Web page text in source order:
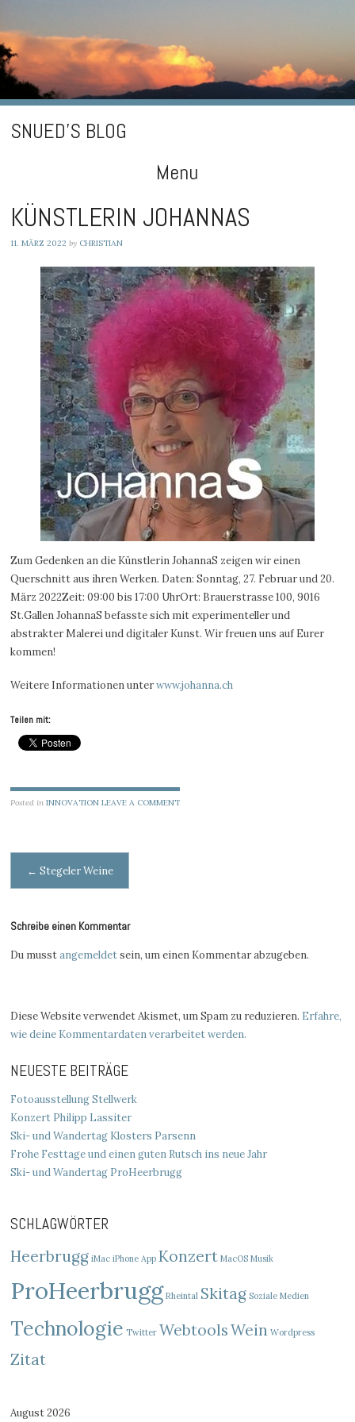
SNUED'S BLOG
Menu
Skip
to
KÜNSTLERIN JOHANNAS
11. MÄRZ 2022 by CHRISTIAN
Zum Gedenken an die Künstlerin JohannaS zeigen wir einen
Querschnitt aus ihren Werken. Daten: Sonntag, 27. Februar und 20.
März 2022Zeit: 09:00 bis 17:00 UhrOrt: Brauerstrasse 100, 9016
St.Gallen JohannaS befasste sich mit experimenteller und
abstrakter Malerei und digitaler Kunst. Wir freuen uns auf Eurer
kommen!
Weitere Informationen unterwww.johanna.ch
Teilen mit:
Posted inINNOVATION LEAVE A COMMENT
Post
← Stegeler Weine
Schreibe einen Kommentar
Du musstangemeldetsein, um einen Kommentar abzugeben.
Diese Website verwendet Akismet, um Spam zu reduzieren. Erfahre,
wie deine Kommentardaten verarbeitet werden.
NEUESTE BEITRÄGE
Fotoausstellung Stellwerk
Konzert Philipp Lassiter
Ski- und Wandertag Klosters Parsenn
Frohe Festtage und einen guten Rutsch ins neue Jahr
Ski- und Wandertag ProHeerbrugg
SCHLAGWÖRTER
Heerbrugg iMac iPhone App Konzert MacOS Musik
ProHeerbrugg Rheintal Skitag Soziale Medien
Technologie Twitter WebtoolsWein Wordpress
Zitat
August 2026